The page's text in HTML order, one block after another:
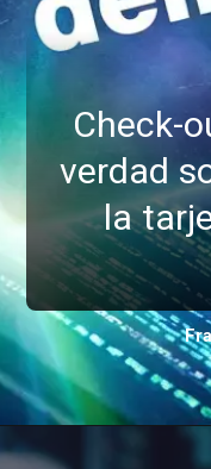
Check-
verdad
la